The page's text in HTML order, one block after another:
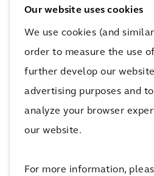
Our website uses cookies
We use cookies (and
order to measure the use
further develop our
advertising purposes and
analyze your browser
our website.
For more information,
Kształcenia Rolniczego w
Magdalena Broda za
w mieście Mrozy”, I
im. Bolesława Prusa w
Niezmiennie dziękujemy
uczestnikom za udział w
Nauczycielom.